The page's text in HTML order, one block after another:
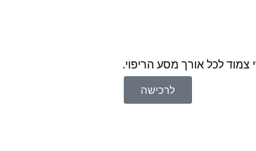
צמוד לכל אורך מסע הריפוי.
לרכישה